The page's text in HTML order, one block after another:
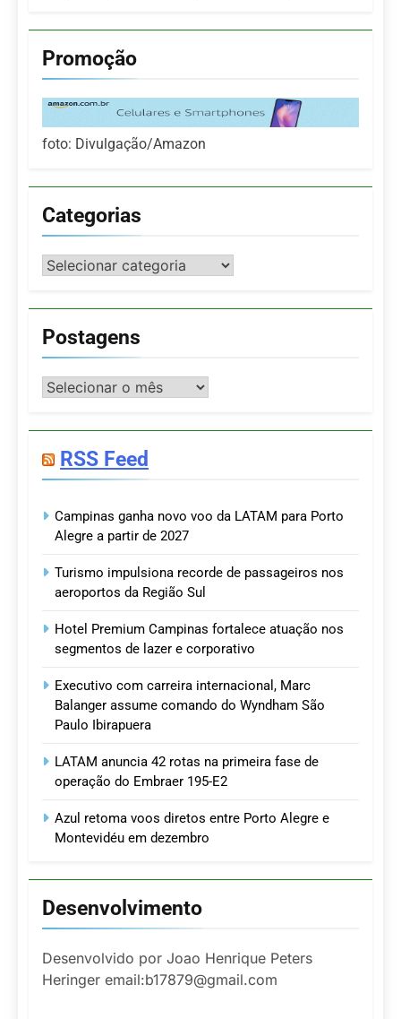
Promoção
foto: Divulgação/Amazon
Categorias
Categorias
Postagens
Postagens
RSS Feed
Campinas ganha novo voo da LATAM para Porto
Alegre a partir de 2027
Turismo impulsiona recorde de passageiros nos
aeroportos da Região Sul
Hotel Premium Campinas fortalece atuação nos
segmentos de lazer e corporativo
Executivo com carreira internacional, Marc
Balanger assume comando do Wyndham São
Paulo Ibirapuera
LATAM anuncia 42 rotas na primeira fase de
operação do Embraer 195-E2
Azul retoma voos diretos entre Porto Alegre e
Montevidéu em dezembro
Desenvolvimento
Desenvolvido por Joao Henrique Peters
Heringer email:b17879@gmail.com